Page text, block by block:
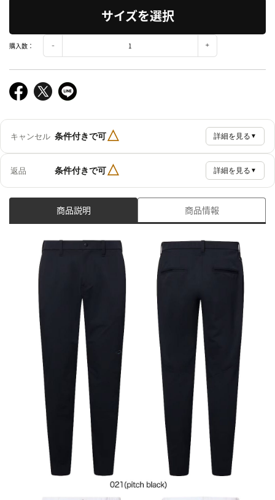
サイズを選択
購入数：
キャンセル 条件付きで可△ 詳細を見る ▼
返品 条件付きで可△ 詳細を見る ▼
商品説明 商品情報